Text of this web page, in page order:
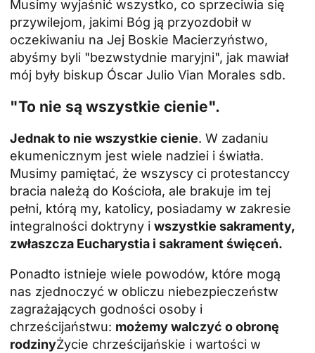
Musimy wyjaśnić wszystko, co sprzeciwia się
przywilejom, jakimi Bóg ją przyozdobił w
oczekiwaniu na Jej Boskie Macierzyństwo,
abyśmy byli "bezwstydnie maryjni", jak mawiał
mój były biskup Óscar Julio Vian Morales sdb.
"To nie są wszystkie cienie".
Jednak to nie wszystkie cienie. W zadaniu
ekumenicznym jest wiele nadziei i światła.
Musimy pamiętać, że wszyscy ci protestanccy
bracia należą do Kościoła, ale brakuje im tej
pełni, którą my, katolicy, posiadamy w zakresie
integralności doktryny i wszystkie sakramenty,
zwłaszcza Eucharystia i sakrament święceń.
Ponadto istnieje wiele powodów, które mogą
nas zjednoczyć w obliczu niebezpieczeństw
zagrażających godności osoby i
chrześcijaństwu: możemy walczyć o obronę
rodzinyŻycie chrześcijańskie i wartości w